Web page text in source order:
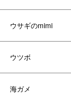
ウサギのmimi
ウツボ
海ガメ